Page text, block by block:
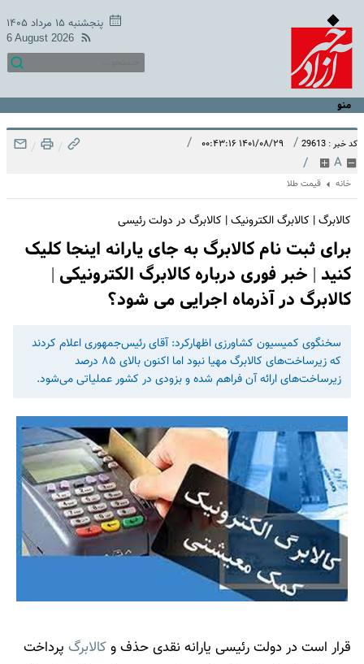
پنجشنبه ۱۵ مرداد ۱۴۰۵
6 August 2026
منو
کد خبر : 29613 / ۱۴۰۱/۰۸/۲۹ ۰۰:۴۳:۱۶ /
A
/
/
/
خانه قیمت طلا
کالابرگ | کالابرگ الکترونیک | کالابرگ در دولت رئیسی
برای ثبت نام کالابرگ به جای یارانه اینجا کلیک
کنید | خبر فوری درباره کالابرگ الکترونیکی |
کالابرگ در آذرماه اجرایی می شود؟
سخنگوی کمیسیون کشاورزی اظهارکرد: آقای رئیس‌جمهوری اعلام کردند
که زیرساخت‌های کالابرگ مهیا نبود اما اکنون بالای ۸۵ درصد
زیرساخت‌های ارائه آن فراهم شده و بزودی در کشور عملیاتی می‌شود.
قرار است در دولت رئیسی یارانه نقدی حذف وکالابرگ پرداخت